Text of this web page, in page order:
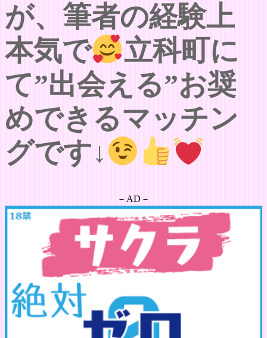
が、筆者の経験上
本気で
立科町に
て”出会える”お奨
めできるマッチン
グです↓
－AD－